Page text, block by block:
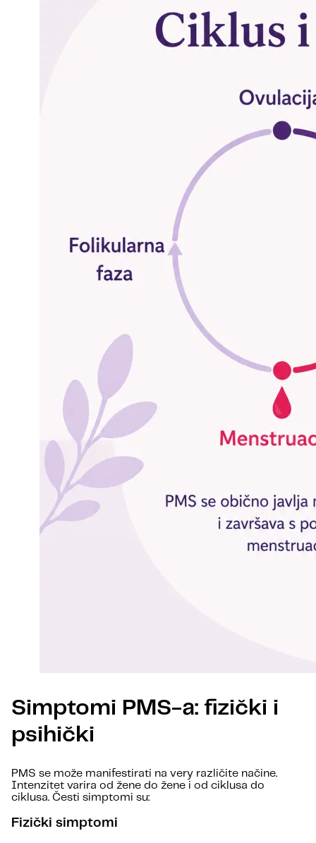
Simptomi PMS-a: fizički i
psihički
PMS se može manifestirati na very različite načine.
Intenzitet varira od žene do žene i od ciklusa do
ciklusa. Česti simptomi su:
Fizički simptomi